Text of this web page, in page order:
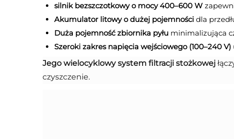
silnik bezszczotkowy o mocy 400–600 W
Akumulator litowy o dużej pojemności dla
Duża pojemność zbiornika pyłu minimalizująca
Szeroki zakres napięcia wejściowego (100–240 V)
Jego wielocyklowy system filtracji stożkowej
czyszczenie.